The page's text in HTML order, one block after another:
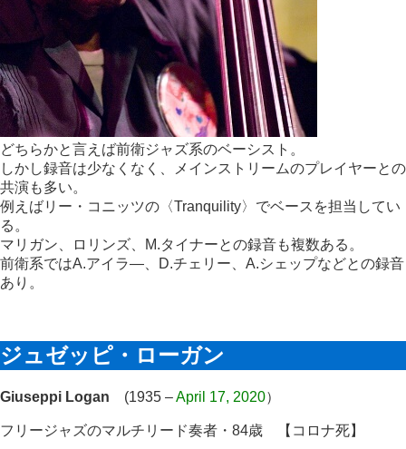
どちらかと言えば前衛ジャズ系のベーシスト。
しかし録音は少なくなく、メインストリームのプレイヤーとの
共演も多い。
例えばリー・コニッツの〈Tranquility〉でベースを担当してい
る。
マリガン、ロリンズ、M.タイナーとの録音も複数ある。
前衛系ではA.アイラ―、D.チェリー、A.シェップなどとの録音
あり。
ジュゼッピ・ローガン
Giuseppi Logan (1935 –April 17, 2020）
フリージャズのマルチリード奏者・84歳 【コロナ死】